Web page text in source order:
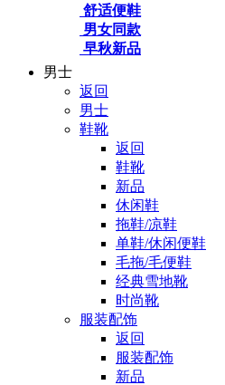
舒适便鞋
男女同款
早秋新品
男士
返回
男士
鞋靴
返回
鞋靴
新品
休闲鞋
拖鞋/凉鞋
单鞋/休闲便鞋
毛拖/毛便鞋
经典雪地靴
时尚靴
服装配饰
返回
服装配饰
新品